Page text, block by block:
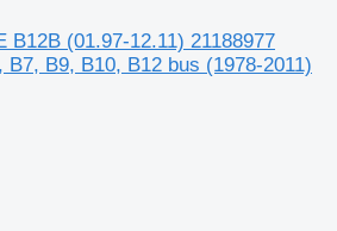
B12B (01.97-12.11) 21188977
B9, B10, B12 bus (1978-2011)